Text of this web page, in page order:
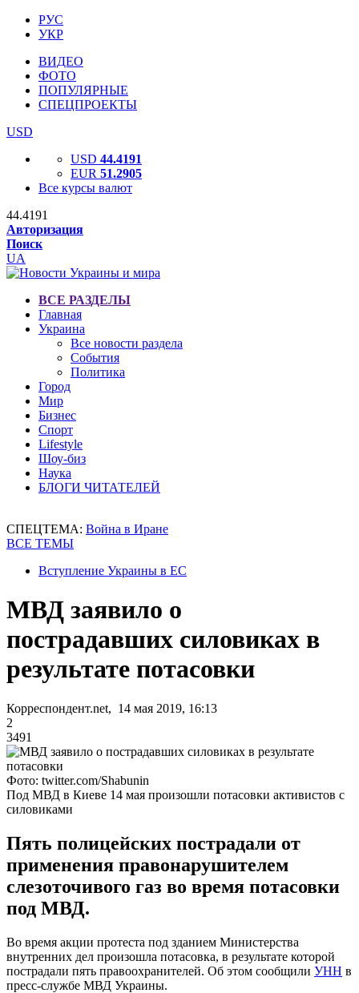
РУС
УКР
ВИДЕО
ФОТО
ПОПУЛЯРНЫЕ
СПЕЦПРОЕКТЫ
USD
USD 44.4191
EUR 51.2905
Все курсы валют
44.4191
Авторизация
Поиск
UA
ВСЕ РАЗДЕЛЫ
Главная
Украина
Все новости раздела
События
Политика
Город
Мир
Бизнес
Спорт
Lifestyle
Шоу-биз
Наука
БЛОГИ ЧИТАТЕЛЕЙ
СПЕЦТЕМА: Война в Иране
ВСЕ ТЕМЫ
Вступление Украины в ЕС
МВД заявило о
пострадавших силовиках в
результате потасовки
Корреспондент.net, 14 мая 2019, 16:13
2
3491
Фото: twitter.com/Shabunin
Под МВД в Киеве 14 мая произошли потасовки активистов с
силовиками
Пять полицейских пострадали от
применения правонарушителем
слезоточивого газ во время потасовки
под МВД.
Во время акции протеста под зданием Министерства
внутренних дел произошла потасовка, в результате которой
пострадали пять правоохранителей. Об этом сообщили УНН в
пресс-службе МВД Украины.